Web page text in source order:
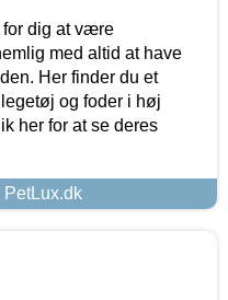
for dig at være
med altid at have
Her finder du et
og foder i høj
her for at se deres
PetLux.dk